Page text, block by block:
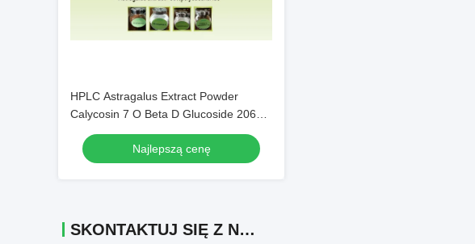
HPLC Astragalus Extract Powder
Calycosin 7 O Beta D Glucoside 20633
67 4 C22H22O10
Najlepszą cenę
SKONTAKTUJ SIĘ Z NAMI